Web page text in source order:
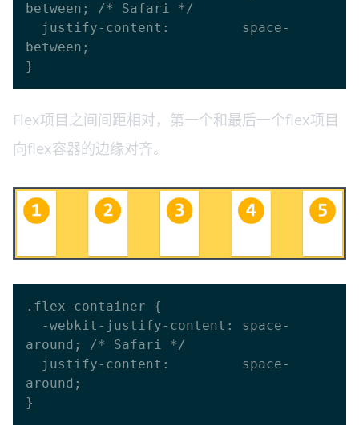
between; /* Safari */
between;
Flex项目之间间距相对，第一个和最后一个flex项目
向flex容器的边缘对齐。
.flex-container {
around; /* Safari */
around;